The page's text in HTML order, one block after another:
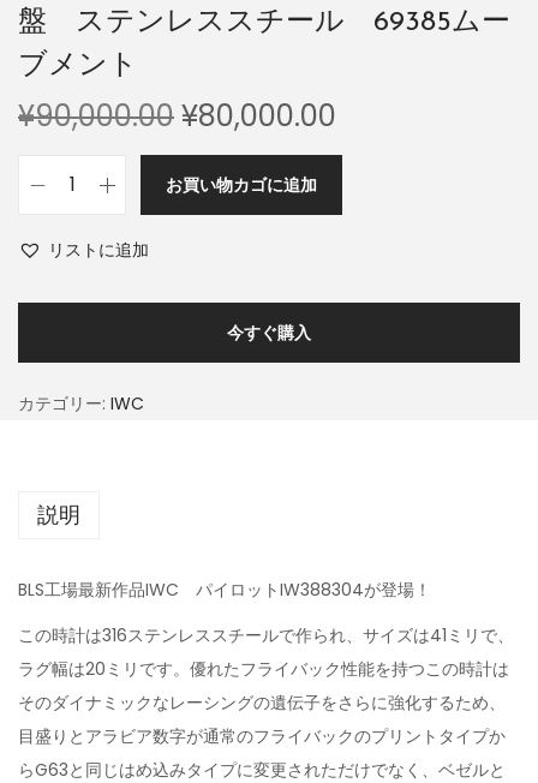
盤 ステンレススチール 69385ムー
ブメント
¥90,000.00¥80,000.00
お買い物カゴに追加
リストに追加
今すぐ購入
カテゴリー: IWC
説明
BLS工場最新作品IWC パイロットIW388304が登場！
この時計は316ステンレススチールで作られ、サイズは41ミリで、
ラグ幅は20ミリです。優れたフライバック性能を持つこの時計は
そのダイナミックなレーシングの遺伝子をさらに強化するため、
目盛りとアラビア数字が通常のフライバックのプリントタイプか
らG63と同じはめ込みタイプに変更されただけでなく、ベゼルと